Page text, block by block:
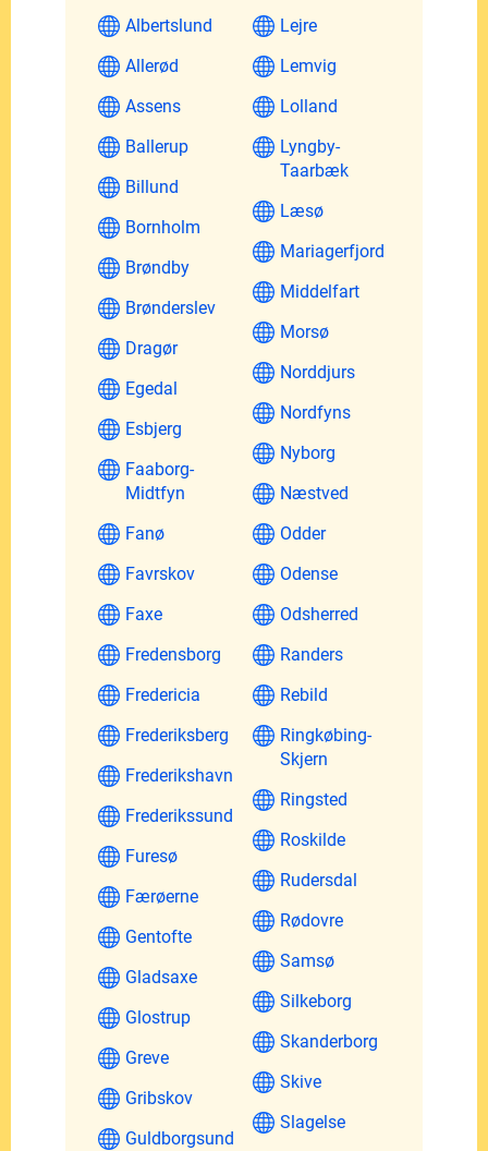
Albertslund
Allerød
Assens
Ballerup
Billund
Bornholm
Brøndby
Brønderslev
Dragør
Egedal
Esbjerg
Faaborg-
Midtfyn
Fanø
Favrskov
Faxe
Fredensborg
Fredericia
Frederiksberg
Frederikshavn
Frederikssund
Furesø
Færøerne
Gentofte
Gladsaxe
Glostrup
Greve
Gribskov
Guldborgsund
Lejre
Lemvig
Lolland
Lyngby-
Taarbæk
Læsø
Mariagerfjord
Middelfart
Morsø
Norddjurs
Nordfyns
Nyborg
Næstved
Odder
Odense
Odsherred
Randers
Rebild
Ringkøbing-
Skjern
Ringsted
Roskilde
Rudersdal
Rødovre
Samsø
Silkeborg
Skanderborg
Skive
Slagelse